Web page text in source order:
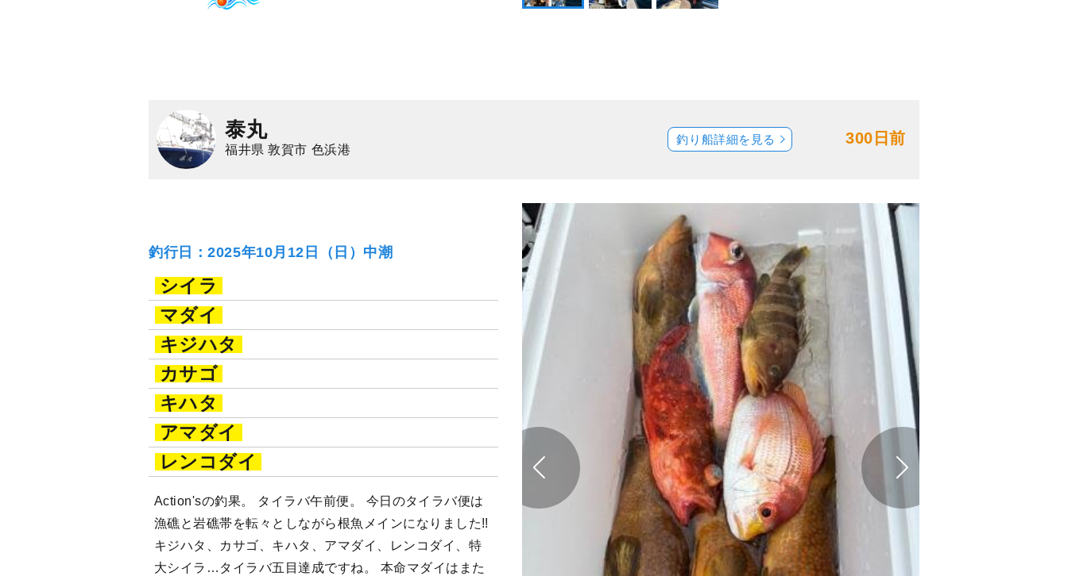
泰丸
福井県 敦賀市 色浜港
300日前
釣り船詳細を見る
釣行日：2025年10月12日（日）中潮
シイラ
マダイ
キジハタ
カサゴ
キハタ
アマダイ
レンコダイ
Action'sの釣果。 タイラバ午前便。 今日のタイラバ便は
漁礁と岩礁帯を転々としながら根魚メインになりました!!
キジハタ、カサゴ、キハタ、アマダイ、レンコダイ、特
大シイラ…タイラバ五目達成ですね。 本命マダイはまた